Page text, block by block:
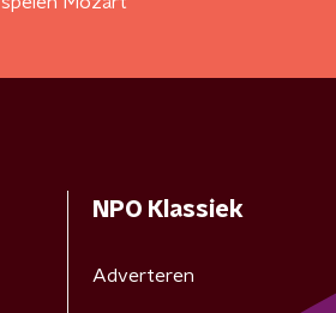
NPO Klassiek
Adverteren